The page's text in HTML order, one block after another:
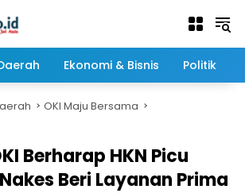
Ekonomi & Bisnis Politik
OKI Maju Bersama
Berharap HKN Picu
Beri Layanan Prima